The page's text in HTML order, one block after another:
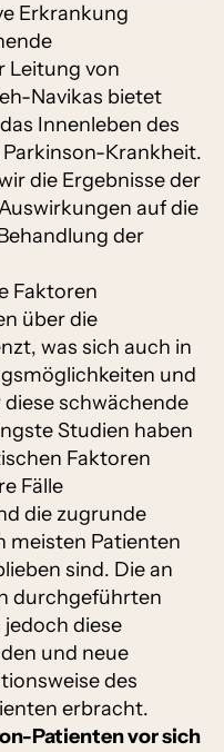
Erkrankung
Leitung von
Navikas bietet
Innenleben des
Krankheit.
die Ergebnisse der
auf die
der
Faktoren
über die
was sich auch in
und
schwächende
Studien haben
Faktoren
Fälle
die zugrunde
meisten Patienten
sind. Die an
durchgeführten
diese
und neue
des
erbracht.
Patienten vor sich